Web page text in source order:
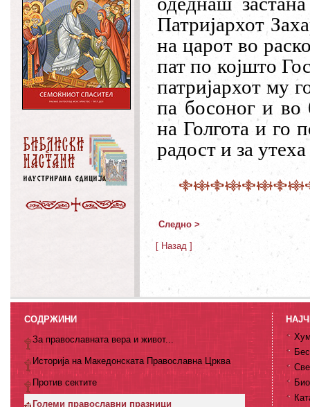
Патријархот
на царот во
пат по којшто
патријархот му
па босоног и во
на Голгота и го
радост и за
Следно >
[ Назад ]
СОДРЖИНИ
За православната вера и живот...
Историја на Македонската Православна Црква
Против сектите
Големи православни празници